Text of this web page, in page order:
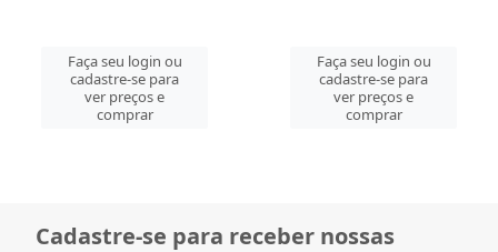
Faça seu login ou
cadastre-se para
ver preços e
comprar
Faça seu login ou
cadastre-se para
ver preços e
comprar
Cadastre-se para receber nossas